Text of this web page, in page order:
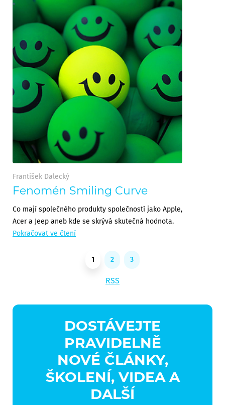
František Dalecký
Fenomén Smiling Curve
Co mají společného produkty společností jako Apple,
Acer a Jeep aneb kde se skrývá skutečná hodnota.
Pokračovat ve čtení
1 2 3
RSS
DOSTÁVEJTE
PRAVIDELNĚ
NOVÉ ČLÁNKY,
ŠKOLENÍ, VIDEA A
DALŠÍ